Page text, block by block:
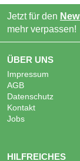
Jetzt für den
mehr verpassen!
ÜBER UNS
Impressum
AGB
Datenschutz
Kontakt
Jobs
HILFREICHES